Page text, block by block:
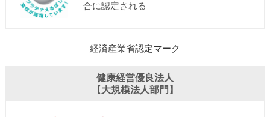
合に認定される
経済産業省認定マーク
健康経営優良法人
【大規模法人部門】